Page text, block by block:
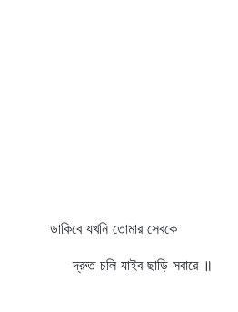
ডাকিবে যখনি তোমার সেবকে
দ্রুত চলি যাইব ছাড়ি সবারে ॥